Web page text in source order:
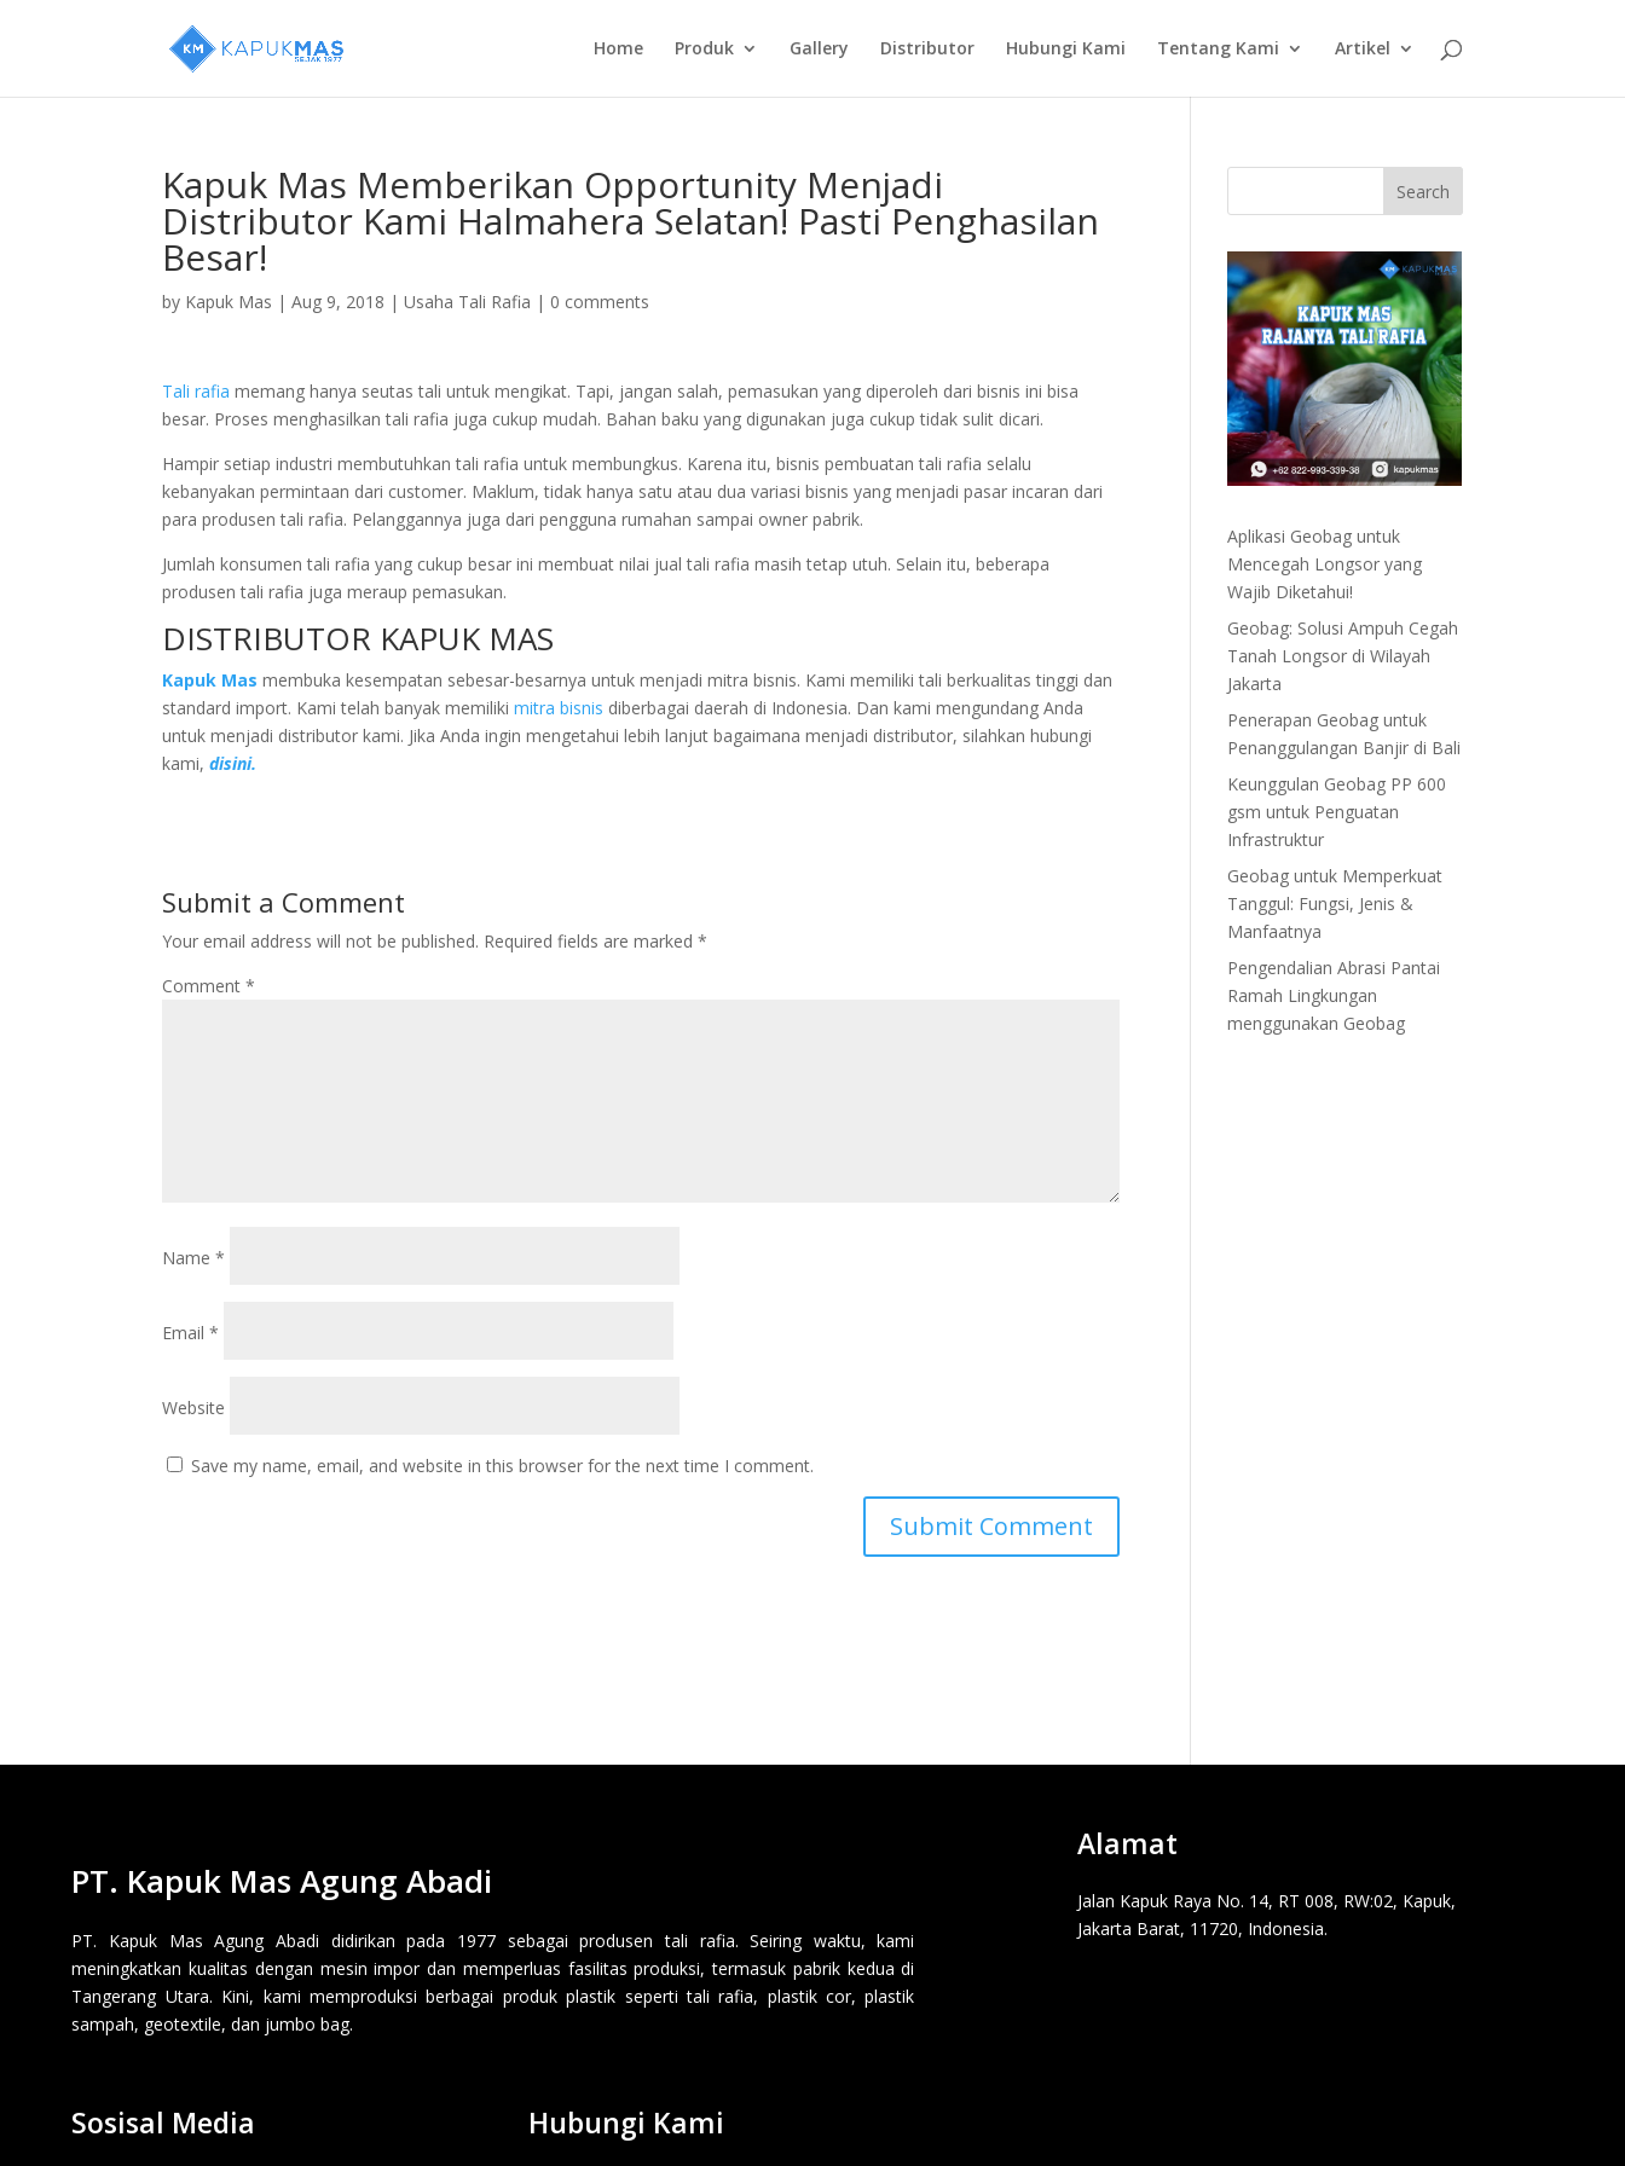
Home Produk Gallery Distributor Hubungi Kami Tentang Kami Artikel
Kapuk Mas Memberikan Opportunity Menjadi
Distributor Kami Halmahera Selatan! Pasti Penghasilan
Besar!
by Kapuk Mas |Aug 9, 2018 |Usaha Tali Rafia | 0 comments
Tali rafia memang hanya seutas tali untuk mengikat. Tapi, jangan salah, pemasukan yang diperoleh dari bisnis ini bisa
besar. Proses menghasilkan tali rafia juga cukup mudah. Bahan baku yang digunakan juga cukup tidak sulit dicari.
Hampir setiap industri membutuhkan tali rafia untuk membungkus. Karena itu, bisnis pembuatan tali rafia selalu
kebanyakan permintaan dari customer. Maklum, tidak hanya satu atau dua variasi bisnis yang menjadi pasar incaran dari
para produsen tali rafia. Pelanggannya juga dari pengguna rumahan sampai owner pabrik.
Jumlah konsumen tali rafia yang cukup besar ini membuat nilai jual tali rafia masih tetap utuh. Selain itu, beberapa
produsen tali rafia juga meraup pemasukan.
DISTRIBUTOR KAPUK MAS
Kapuk Mas membuka kesempatan sebesar-besarnya untuk menjadi mitra bisnis. Kami memiliki tali berkualitas tinggi dan
standard import. Kami telah banyak memilikimitra bisnis diberbagai daerah di Indonesia. Dan kami mengundang Anda
untuk menjadi distributor kami. Jika Anda ingin mengetahui lebih lanjut bagaimana menjadi distributor, silahkan hubungi
kami,disini.
Submit a Comment
Your email address will not be published. Required fields are marked*
Comment*
Name*
Email*
Website
Save my name, email, and website in this browser for the next time I comment.
Aplikasi Geobag untuk
Mencegah Longsor yang
Wajib Diketahui!
Geobag: Solusi Ampuh Cegah
Tanah Longsor di Wilayah
Jakarta
Penerapan Geobag untuk
Penanggulangan Banjir di Bali
Keunggulan Geobag PP 600
gsm untuk Penguatan
Infrastruktur
Geobag untuk Memperkuat
Tanggul: Fungsi, Jenis &
Manfaatnya
Pengendalian Abrasi Pantai
Ramah Lingkungan
menggunakan Geobag
PT. Kapuk Mas Agung Abadi
PT. Kapuk Mas Agung Abadi didirikan pada 1977 sebagai produsen tali rafia. Seiring waktu, kami
meningkatkan kualitas dengan mesin impor dan memperluas fasilitas produksi, termasuk pabrik kedua di
Tangerang Utara. Kini, kami memproduksi berbagai produk plastik seperti tali rafia, plastik cor, plastik
sampah, geotextile, dan jumbo bag.
Sosisal Media Hubungi Kami
Alamat
Jalan Kapuk Raya No. 14, RT 008, RW:02, Kapuk,
Jakarta Barat, 11720, Indonesia.